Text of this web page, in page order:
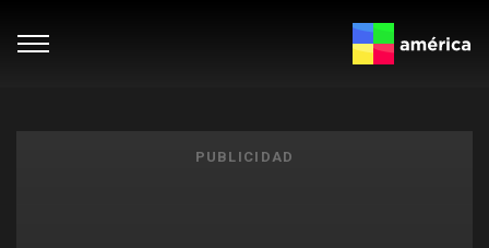
PUBLICIDAD